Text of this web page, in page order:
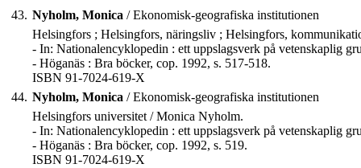
43. Nyholm, Monica / Ekonomisk-geografiska institutionen
Helsingfors ; Helsingfors, näringsliv ; Helsingfors,
- In: Nationalencyklopedin : ett uppslagsverk på vetenskaplig
- Höganäs : Bra böcker, cop. 1992, s. 517-518.
ISBN 91-7024-619-X
44. Nyholm, Monica / Ekonomisk-geografiska institutionen
Helsingfors universitet / Monica Nyholm.
- In: Nationalencyklopedin : ett uppslagsverk på vetenskaplig
- Höganäs : Bra böcker, cop. 1992, s. 519.
ISBN 91-7024-619-X